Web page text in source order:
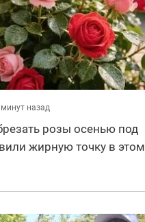
назад
розы осенью под
жирную точку в этом